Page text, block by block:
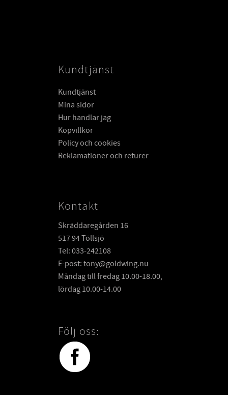
Kundtjänst
Kundtjänst
Mina sidor
Hur handlar jag
Köpvillkor
Policy och cookies
Reklamationer och returer
Kontakt
Skräddaregården 16
517 94 Töllsjö
Tel: 033-242108
E-post: tony@goldwing.nu
Måndag till fredag 10.00-18.00,
lördag 10.00-14.00
Följ oss: